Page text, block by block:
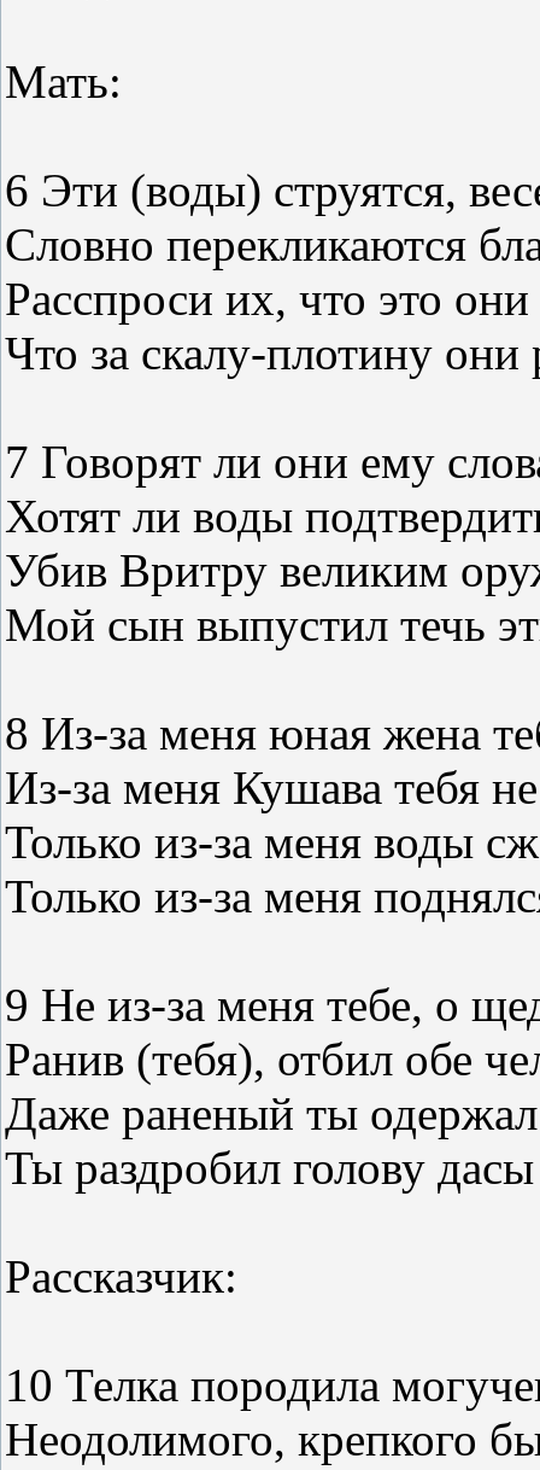
Мать:
6 Эти (воды) струятся,
Словно перекликаются
Расспроси их, что это они
Что за скалу-плотину они
7 Говорят ли они ему
Хотят ли воды
Убив Вритру великим
Мой сын выпустил течь
8 Из-за меня юная жена
Из-за меня Кушава тебя
Только из-за меня воды
Только из-за меня
9 Не из-за меня тебе, о
Ранив (тебя), отбил обе
Даже раненый ты
Ты раздробил голову
Рассказчик:
10 Телка породила
Неодолимого, крепкого